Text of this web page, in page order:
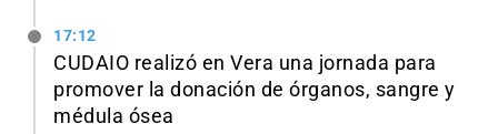
17:12
CUDAIO realizó en Vera una jornada para
promover la donación de órganos, sangre y
médula ósea